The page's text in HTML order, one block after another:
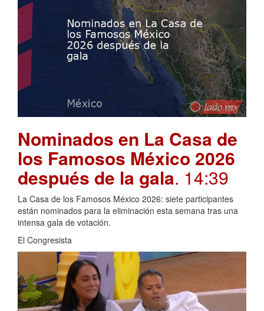
Nominados en La Casa de
los Famosos México 2026
después de la gala. 14:39
La Casa de los Famosos México 2026: siete participantes
están nominados para la eliminación esta semana tras una
intensa gala de votación.
El Congresista